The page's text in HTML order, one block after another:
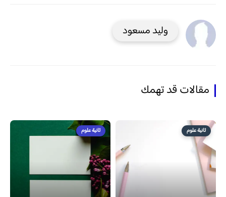
وليد مسعود
مقالات قد تهمك
ثانية علوم ثانية علوم